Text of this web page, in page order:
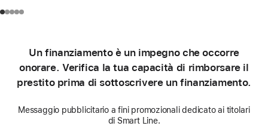
Un finanziamento è un impegno che occorre
onorare. Verifica la tua capacità di rimborsare il
prestito prima di sottoscrivere un finanziamento.
Messaggio pubblicitario a fini promozionali dedicato ai titolari
di Smart Line.